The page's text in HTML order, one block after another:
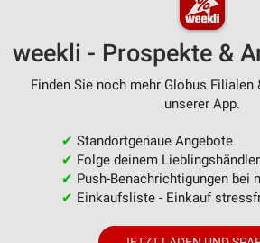
weekli - Prospekte &
Finden Sie noch mehr Globus Filialen
unserer App.
✔ Standortgenaue Angebote
✔ Folge deinem Lieblingshändler
✔ Push-Benachrichtigungen bei
✔ Einkaufsliste - Einkauf